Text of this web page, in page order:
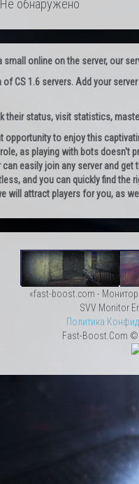
Не обнаружено
online on the server, our
CS 1.6 servers. Add your
their status, visit statistics,
opportunity to enjoy this
as playing with bots
easily join any server and
and you can quickly find
will attract players for you, as
«fast-boost.com -
SVV Monitor
Политика
Fast-Boost.Com